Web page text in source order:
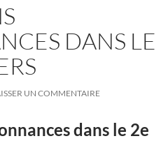
DANS LE
UN COMMENTAIRE
dans le 2e